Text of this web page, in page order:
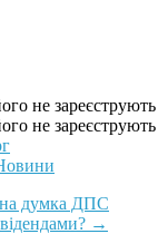
не
не
думка ДПС
→